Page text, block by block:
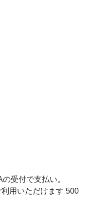
受付で支払い。
用いただけます 500